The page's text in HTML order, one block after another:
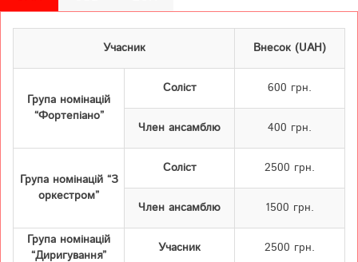
Учасник Внесок (UAH)
Група номінацій
“Фортепіано”
Соліст 600 грн.
Член ансамблю 400 грн.
Група номінацій “З
оркестром”
Соліст 2500 грн.
Член ансамблю 1500 грн.
Група номінацій
“Диригування”
Учасник 2500 грн.